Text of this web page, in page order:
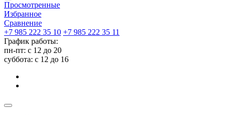
Просмотренные
Избранное
Сравнение
+7 985 222 35 10 +7 985 222 35 11
График работы:
пн-пт: с 12 до 20
суббота: c 12 до 16